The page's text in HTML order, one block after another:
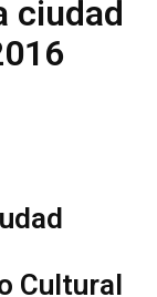
ciudad
Cultural